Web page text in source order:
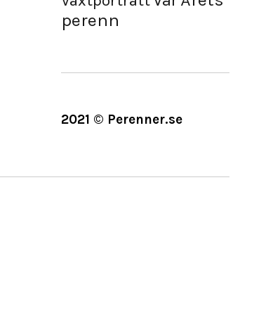
perenn
2021 © Perenner.se